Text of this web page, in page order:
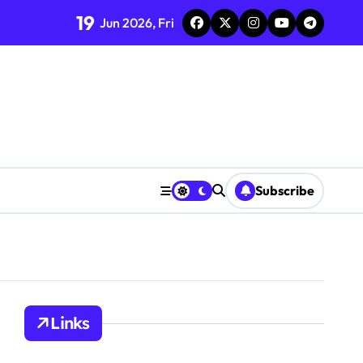
19 Jun 2026, Fri
Subscribe
Links